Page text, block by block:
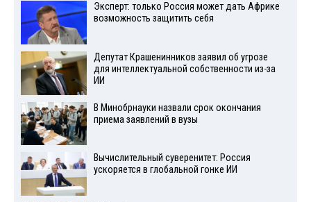
Эксперт: только Россия может дать Африке
возможность защитить себя
Депутат Крашенинников заявил об угрозе
для интеллектуальной собственности из-за
ИИ
В Минобрнауки назвали срок окончания
приема заявлений в вузы
Вычислительный суверенитет: Россия
ускоряется в глобальной гонке ИИ